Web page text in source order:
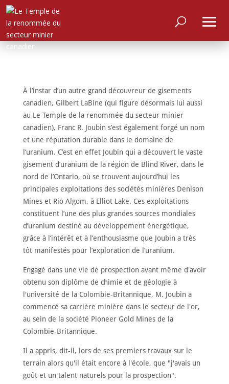
ACCUEIL
À
RENCONTRER
LES
MEMBRES
NOMINATION
CÉRÉMONIE
ANNUELLE
NOUVELLES
SPONSORS
DE
À l’instar d’un autre grand découvreur de gisements
canadien, Gilbert LaBine (qui figure désormais lui aussi
au Le Temple de la renommée du secteur minier
canadien), Franc R. Joubin s’est également forgé un nom
et une réputation durable dans le domaine de
l’uranium. C’est en effet Joubin qui a découvert le vaste
gisement d’uranium de la région de Blind River, dans le
nord de l’Ontario, où se trouvent aujourd’hui les
principales exploitations des sociétés minières Denison
Mines et Rio Algom, à Elliot Lake. Ces exploitations
constituent l’une des plus grandes sources mondiales
d’uranium destiné au développement énergétique,
grâce à l’intérêt et à l’enthousiasme que Joubin a très
tôt manifestés pour l’exploration de l’uranium.
Engagé dans une vie de prospection avant même d'avoir
obtenu son diplôme de chimie et de géologie à
l'université de la Colombie-Britannique, M. Joubin a
commencé sa carrière minière dans le secteur de l'or,
au sein de la société Pioneer Gold Mines de la
Colombie-Britannique.
Il a appris, dit-il, lors de ses premiers travaux sur le
terrain alors qu'il était encore à l'école, que "j'avais un
goût et un talent naturels pour la prospection".